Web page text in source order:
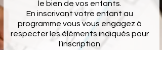
le bien de vos enfants.
En inscrivant votre enfant au
programme vous vous engagez à
respecter les éléments indiqués pour
l’inscription